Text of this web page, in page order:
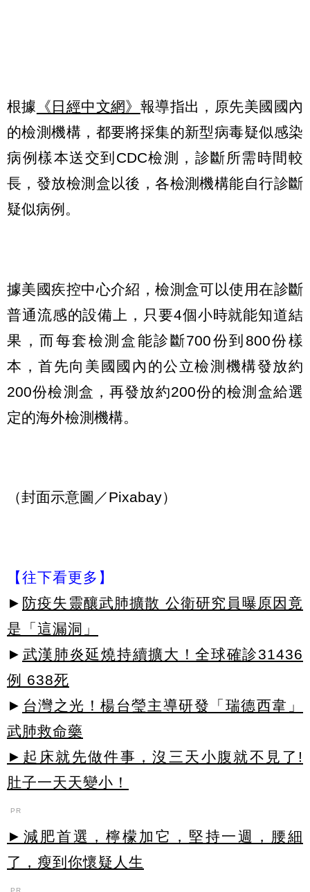
根據 《日經中文網》 報導指出，原先美國國內
的檢測機構，都要將採集的新型病毒疑似感染
病例樣本送交到CDC檢測，診斷所需時間較
長，發放檢測盒以後，各檢測機構能自行診斷
疑似病例。
據美國疾控中心介紹，檢測盒可以使用在診斷
普通流感的設備上，只要4個小時就能知道結
果，而每套檢測盒能診斷700份到800份樣
本，首先向美國國內的公立檢測機構發放約
200份檢測盒，再發放約200份的檢測盒給選
定的海外檢測機構。
（封面示意圖／Pixabay）
【往下看更多】
► 防疫失靈釀武肺擴散 公衛研究員曝原因竟
是「這漏洞」
► 武漢肺炎延燒持續擴大！全球確診31436
例 638死
► 台灣之光！楊台瑩主導研發「瑞德西韋」
武肺救命藥
►起床就先做件事，沒三天小腹就不見了!
肚子一天天變小！
PR
►減肥首選，檸檬加它，堅持一週，腰細
了，瘦到你懷疑人生
PR